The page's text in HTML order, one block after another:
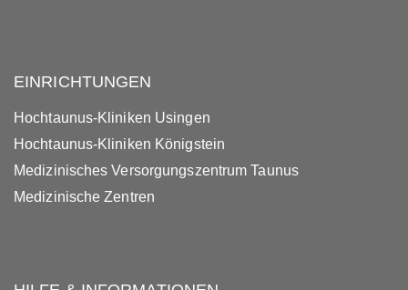
EINRICHTUNGEN
Hochtaunus-Kliniken Usingen
Hochtaunus-Kliniken Königstein
Medizinisches Versorgungszentrum Taunus
Medizinische Zentren